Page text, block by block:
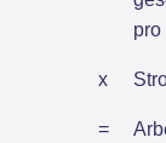
pro
x
=